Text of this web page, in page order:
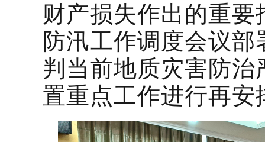
财产损失作出的重
防汛工作调度会议
判当前地质灾害防
置重点工作进行再